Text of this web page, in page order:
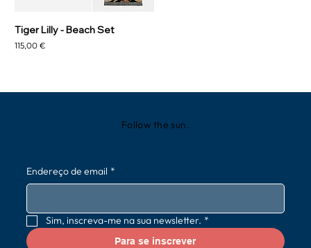
Tiger Lilly - Beach Set
Preço
115,00 €
Follow the sun.
Endereço de email *
Sim, inscreva-me na sua newsletter. *
Para se inscrever